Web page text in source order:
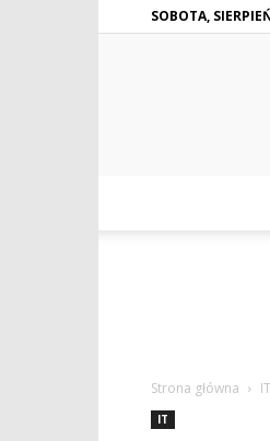
SOBOTA,
Strona główna IT
IT